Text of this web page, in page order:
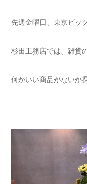
先週金曜日、東京ビッ
杉田工務店では、雑貨
何かいい商品がないか